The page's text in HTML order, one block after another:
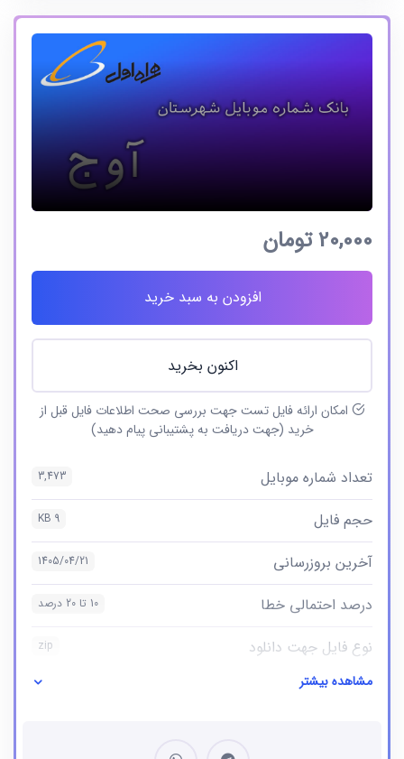
20,000تومان
افزودن به سبد خرید
اکنون بخرید
امکان ارائه فایل تست جهت بررسی صحت اطلاعات فایل قبل از
خرید (جهت دریافت به پشتیبانی پیام دهید)
تعداد شماره موبایل 3,473
حجم فایل 9 KB
آخرین بروزرسانی 1405/04/21
درصد احتمالی خطا 10 تا 20 درصد
نوع فایل جهت دانلود zip
نوع فایل بانک شماره موبایل مشاهده بیشتر